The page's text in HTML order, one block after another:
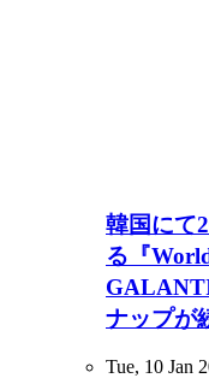
韓国にて
る『
ナップが
Tue, 10 Jan